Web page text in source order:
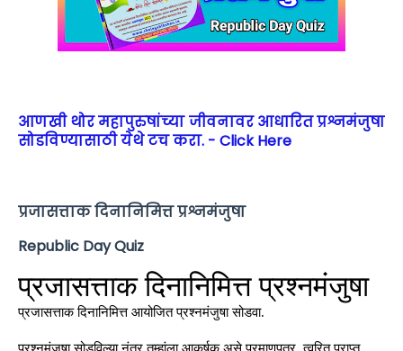
आणखी थोर महापुरुषांच्या जीवनावर आधारित प्रश्नमंजुषा
सोडविण्यासाठी येथे टच करा. - Click Here
प्रजासत्ताक दिनानिमित्त प्रश्नमंजुषा
Republic Day Quiz